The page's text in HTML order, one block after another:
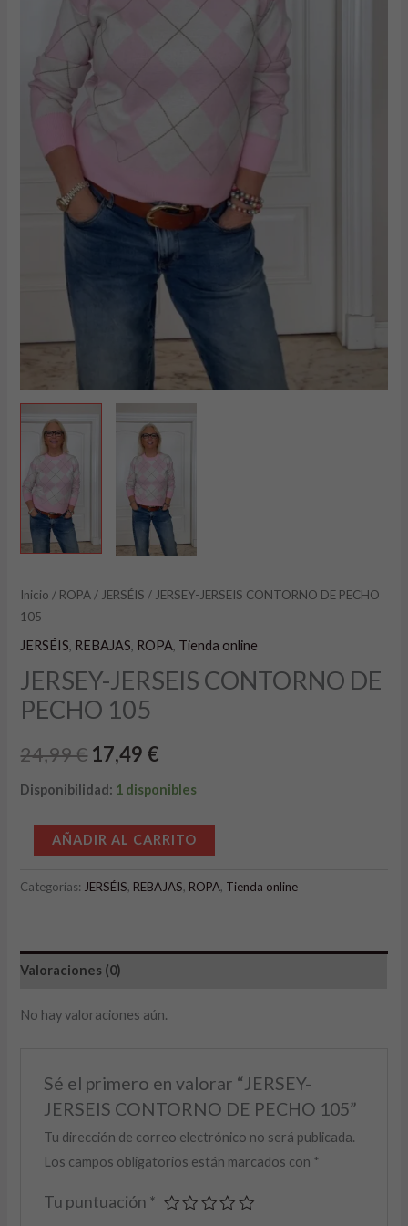
Inicio / ROPA / JERSÉIS / JERSEY-JERSEIS CONTORNO DE PECHO
105
JERSÉIS, REBAJAS, ROPA, Tienda online
JERSEY-JERSEIS CONTORNO DE
PECHO 105
24,99€ 17,49 €
Disponibilidad: 1 disponibles
AÑADIR AL CARRITO
Categorías: JERSÉIS, REBAJAS, ROPA, Tienda online
Valoraciones (0)
No hay valoraciones aún.
Sé el primero en valorar “JERSEY-
JERSEIS CONTORNO DE PECHO 105”
Tu dirección de correo electrónico no será publicada.
Los campos obligatorios están marcados con *
Tu puntuación *